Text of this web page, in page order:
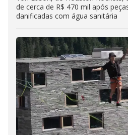
de cerca de R$ 470 mil após
danificadas com água sanitária